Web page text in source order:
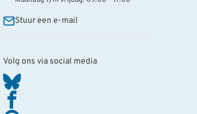
Stuur een e-mail
Volg ons via social media